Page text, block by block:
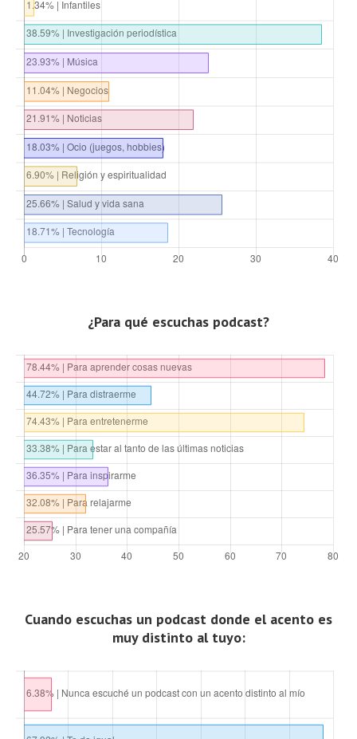
¿Para qué escuchas podcast?
Cuando escuchas un podcast donde el acento es
muy distinto al tuyo: